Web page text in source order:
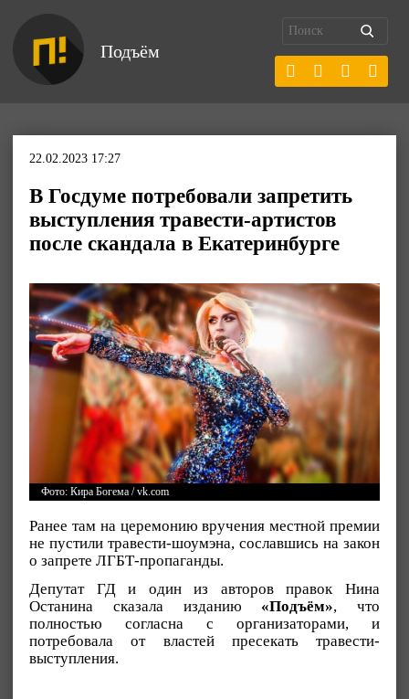
Подъём
22.02.2023 17:27
В Госдуме потребовали запретить
выступления травести-артистов
после скандала в Екатеринбурге
Фото: Кира Богема / vk.com
Ранее там на церемонию вручения местной премии
не пустили травести-шоумэна, сославшись на закон
о запрете ЛГБТ-пропаганды.
Депутат ГД и один из авторов правок Нина
Останина сказала изданию «Подъём», что
полностью согласна с организаторами, и
потребовала от властей пресекать травести-
выступления.